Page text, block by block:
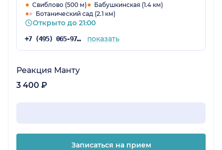
Свиблово (500 м)
Бабушкинская (1.4 км)
Ботанический сад (2.1 км)
Открыто до 21:00
+7 (495) 065-97-06 показать
Реакция Манту
3 400 ₽
Записаться на прием